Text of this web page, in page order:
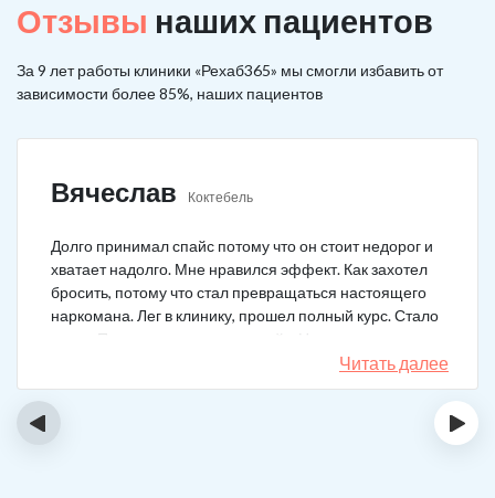
Отзывы наших пациентов
За 9 лет работы клиники «Рехаб365» мы смогли избавить от
зависимости более 85%, наших пациентов
Вячеслав Коктебель
Долго принимал спайс потому что он стоит недорог и
хватает надолго. Мне нравился эффект. Как захотел
бросить, потому что стал превращаться настоящего
наркомана. Лег в клинику, прошел полный курс. Стало
легче. Перестало тянуть на спайс. Начал жить заново.
Читать далее
‹ ›